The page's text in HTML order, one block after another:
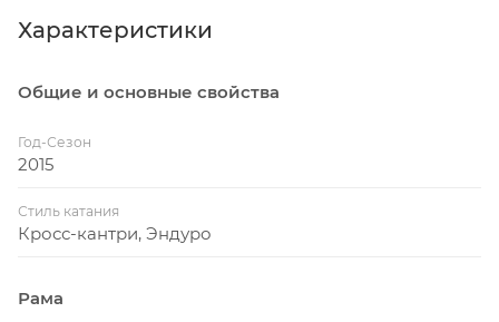
Характеристики
Общие и основные свойства
Год-Сезон
2015
Стиль катания
Кросс-кантри, Эндуро
Рама